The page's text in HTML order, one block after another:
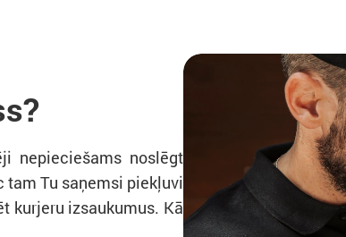
nepieciešams noslēgt
tam Tu saņemsi piekļuvi
kurjeru izsaukumus. Kā